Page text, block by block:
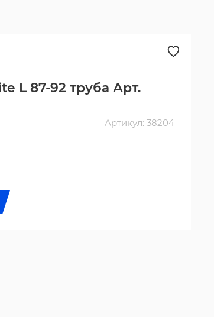
L 87-92 труба Арт.
Артикул: 38204